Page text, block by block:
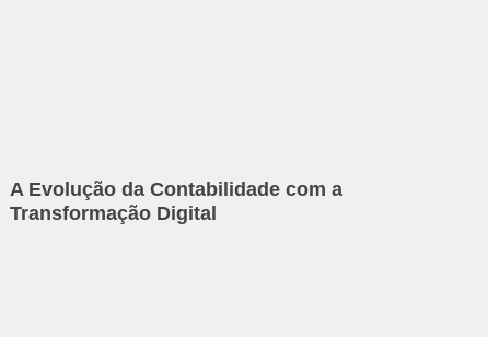
A Evolução da Contabilidade com a
Transformação Digital